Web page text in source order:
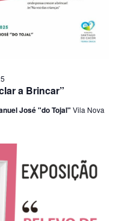
a Brincar”
José "do Tojal" Vila Nova